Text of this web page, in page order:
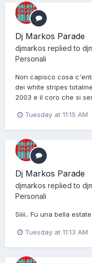
Dj Markos Parade
djmarkos replied to
Personali
Non capisco cosa
dei white stripes
2003 e il coro che si
Tuesday at 11:15 AM
Dj Markos Parade
djmarkos replied to
Personali
Siiii.. Fu una bella
Tuesday at 11:13 AM